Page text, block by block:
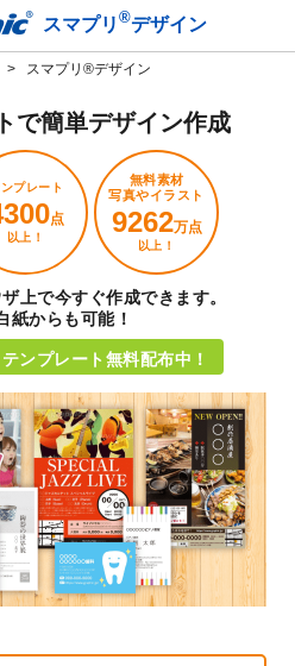
スマプリ ®デザイン
スマプリ®デザイン
で簡単デザイン作成
プレート
点
以上！
無料素材
写真やイラスト
9262万点
以上！
上で今すぐ作成できます。
紙からも可能！
ンプレート無料配布中！